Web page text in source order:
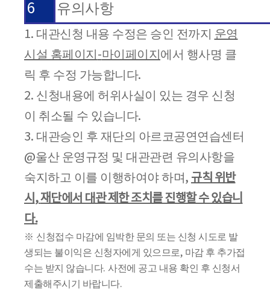
6 유의사항
1. 대관신청 내용 수정은 승인 전까지 운영
시설 홈페이지 -마이페이지 에서 행사명 클
릭 후 수정 가능합니다.
2. 신청내용에 허위사실이 있는 경우 신청
이 취소될 수 있습니다.
3. 대관승인 후 재단의 아르코공연연습센터
@울산 운영규정 및 대관관련 유의사항을
숙지하고 이를 이행하여야 하며, 규칙 위반
시 ,재단에서 대관 제한 조치를 진행할 수 있습니
다.
※ 신청접수 마감에 임박한 문의 또는 신청 시도로 발
생되는 불이익은 신청자에게 있으므로, 마감 후 추가접
수는 받지 않습니다. 사전에 공고 내용 확인 후 신청서
제출해주시기 바랍니다.